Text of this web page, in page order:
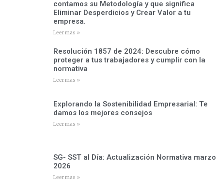
contamos su Metodología y que significa
Eliminar Desperdicios y Crear Valor a tu
empresa.
Leer mas »
Resolución 1857 de 2024: Descubre cómo
proteger a tus trabajadores y cumplir con la
normativa
Leer mas »
Explorando la Sostenibilidad Empresarial: Te
damos los mejores consejos
Leer mas »
SG- SST al Día: Actualización Normativa marzo
2026
Leer mas »